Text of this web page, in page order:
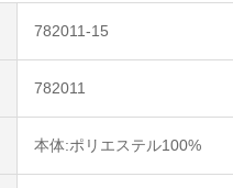
782011-15
782011
本体:ポリエステル100%